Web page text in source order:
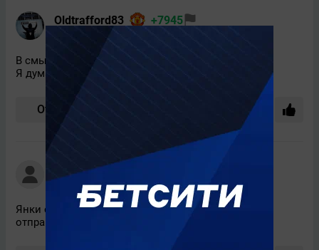
Oldtrafford83
+7945
15 июня, 05:06
В смысле предрекли???
Я думал уже всё решено))
Ответить
Hector вернулся
14 июня, 17:04
Янки станут чемпионами мира только если трамп
отправит спецназ за кубком.